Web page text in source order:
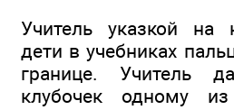
Учитель указкой на
дети в учебниках
границе. Учитель
клубочек одному